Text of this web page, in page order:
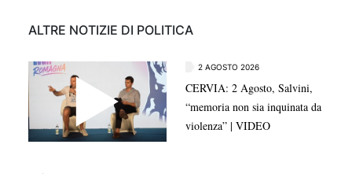
ALTRE NOTIZIE DI POLITICA
2 AGOSTO 2026
CERVIA: 2 Agosto, Salvini,
“memoria non sia inquinata da
violenza” | VIDEO